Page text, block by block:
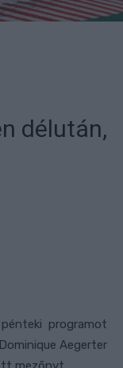
délután,
programot
Aegerter